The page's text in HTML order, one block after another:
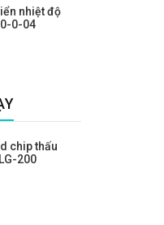
nhiệt độ
0-04
chip thấu
200